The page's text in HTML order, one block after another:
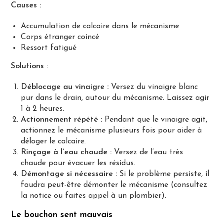
Causes :
Accumulation de calcaire dans le mécanisme
Corps étranger coincé
Ressort fatigué
Solutions :
Déblocage au vinaigre : Versez du vinaigre blanc
pur dans le drain, autour du mécanisme. Laissez agir
1 à 2 heures.
Actionnement répété : Pendant que le vinaigre agit,
actionnez le mécanisme plusieurs fois pour aider à
déloger le calcaire.
Rinçage à l’eau chaude : Versez de l’eau très
chaude pour évacuer les résidus.
Démontage si nécessaire : Si le problème persiste, il
faudra peut-être démonter le mécanisme (consultez
la notice ou faites appel à un plombier).
Le bouchon sent mauvais